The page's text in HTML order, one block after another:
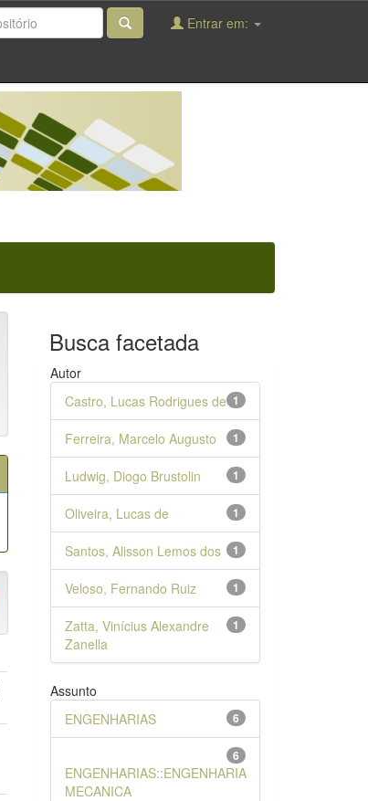
Entrar em:
Busca facetada
Autor
1
Castro, Lucas Rodrigues de
1
Ferreira, Marcelo Augusto
1
Ludwig, Diogo Brustolin
1
Oliveira, Lucas de
1
Santos, Alisson Lemos dos
1
Veloso, Fernando Ruiz
1
Zatta, Vinícius Alexandre
Zanella
Assunto
6
ENGENHARIAS
6
ENGENHARIAS::ENGENHARIA
MECANICA